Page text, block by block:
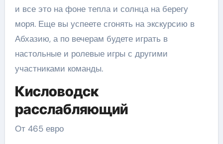
и все это на фоне тепла и солнца на берегу
моря. Еще вы успеете сгонять на экскурсию в
Абхазию, а по вечерам будете играть в
настольные и ролевые игры с другими
участниками команды.
Кисловодск
расслабляющий
От 465 евро